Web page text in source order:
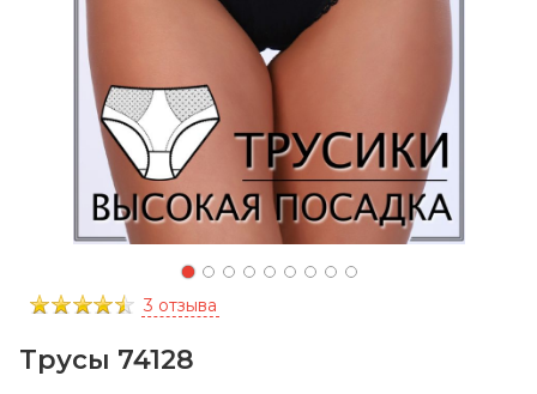
3 отзыва
Трусы 74128